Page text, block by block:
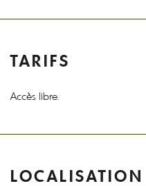
TARIFS
Accès libre.
LOCALISATION